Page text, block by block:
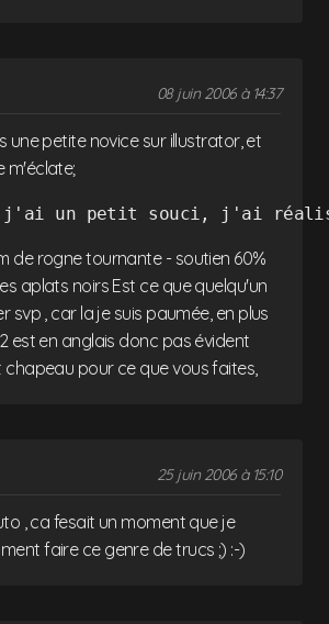
08 juin 2006 à 14:37
une petite novice sur illustrator, et
m'éclate;
un petit souci, j'ai réalisé
de rogne tournante - soutien 60%
aplats noirs Est ce que quelqu'un
svp , car la je suis paumée, en plus
est en anglais donc pas évident
chapeau pour ce que vous faites,
25 juin 2006 à 15:10
, ca fesait un moment que je
faire ce genre de trucs ;) :-)